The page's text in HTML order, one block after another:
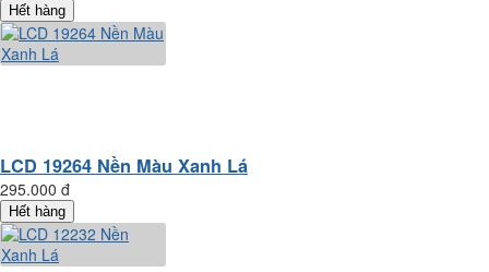
Hết hàng
LCD 19264 Nền Màu Xanh Lá
295.000 đ
Hết hàng